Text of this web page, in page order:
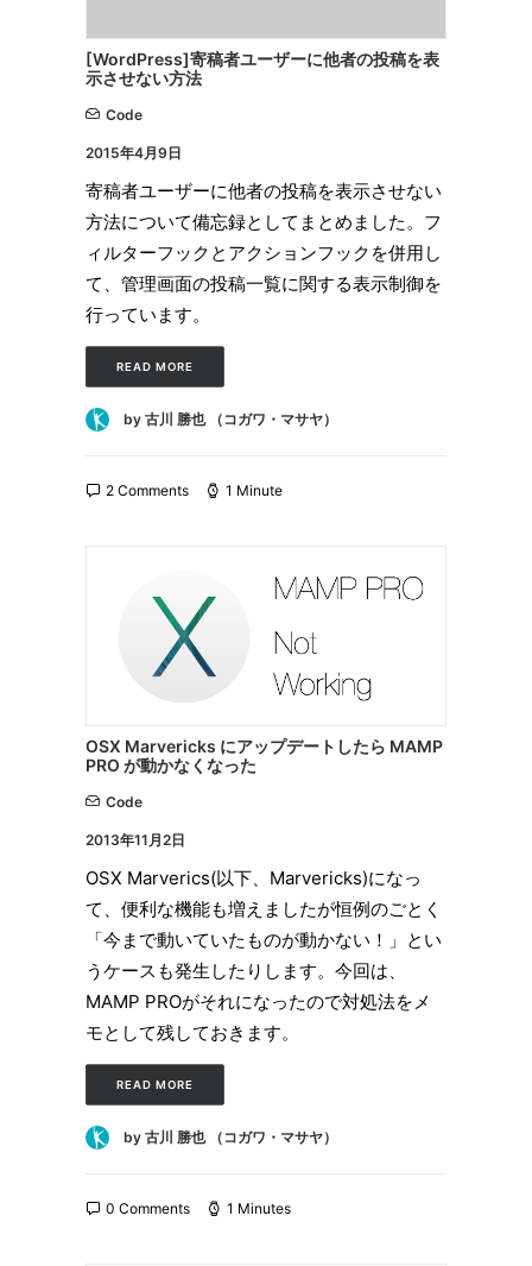
[WordPress]寄稿者ユーザーに他者の投稿を表
示させない方法
Code
2015年4月9日
寄稿者ユーザーに他者の投稿を表示させない
方法について備忘録としてまとめました。フ
ィルターフックとアクションフックを併用し
て、管理画面の投稿一覧に関する表示制御を
行っています。
READ MORE
by 古川 勝也 （コガワ・マサヤ）
2 Comments 1 Minute
OSX Marvericks にアップデートしたら MAMP
PRO が動かなくなった
Code
2013年11月2日
OSX Marverics(以下、Marvericks)になっ
て、便利な機能も増えましたが恒例のごとく
「今まで動いていたものが動かない！」とい
うケースも発生したりします。今回は、
MAMP PROがそれになったので対処法をメ
モとして残しておきます。
READ MORE
by 古川 勝也 （コガワ・マサヤ）
0 Comments 1 Minutes